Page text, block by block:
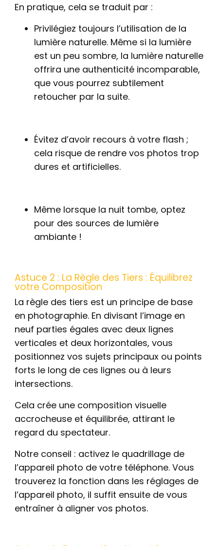
En pratique, cela se traduit par :
Privilégiez toujours l’utilisation de la
lumière naturelle. Même si la lumière
est un peu sombre, la lumière naturelle
offrira une authenticité incomparable,
que vous pourrez subtilement
retoucher par la suite.
Évitez d’avoir recours à votre flash ;
cela risque de rendre vos photos trop
dures et artificielles.
Même lorsque la nuit tombe, optez
pour des sources de lumière
ambiante !
Astuce 2 : La Règle des Tiers : Équilibrez
votre Composition
La règle des tiers est un principe de base
en photographie. En divisant l’image en
neuf parties égales avec deux lignes
verticales et deux horizontales, vous
positionnez vos sujets principaux ou points
forts le long de ces lignes ou à leurs
intersections.
Cela crée une composition visuelle
accrocheuse et équilibrée, attirant le
regard du spectateur.
Notre conseil : activez le quadrillage de
l’appareil photo de votre téléphone. Vous
trouverez la fonction dans les réglages de
l’appareil photo, il suffit ensuite de vous
entraîner à aligner vos photos.